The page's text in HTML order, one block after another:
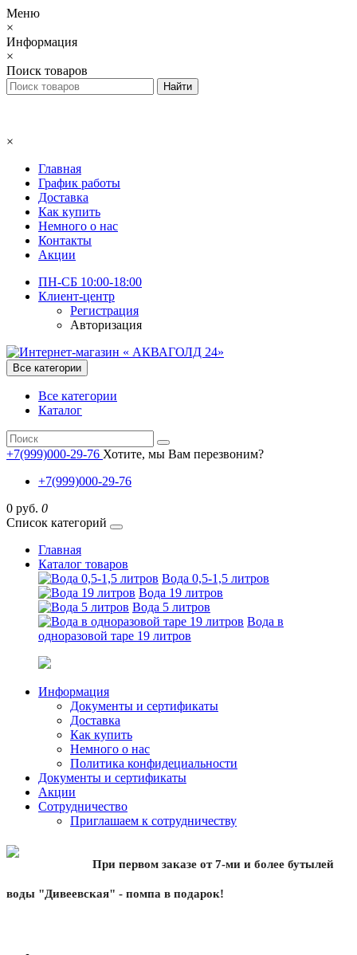
Меню
×
Информация
×
Поиск товаров
×
Главная
График работы
Доставка
Как купить
Немного о нас
Контакты
Акции
ПН-СБ 10:00-18:00
Клиент-центр
Регистрация
Авторизация
Все категории
Все категории
Каталог
+7(999)000-29-76 Хотите, мы Вам перезвоним?
+7(999)000-29-76
0 руб. 0
Список категорий
Главная
Каталог товаров
Вода 0,5-1,5 литров
Вода 19 литров
Вода 5 литров
Вода в
одноразовой таре 19 литров
Информация
Документы и сертификаты
Доставка
Как купить
Немного о нас
Политика конфидециальности
Документы и сертификаты
Акции
Сотрудничество
Приглашаем к сотрудничеству
При первом заказе от 7-ми и более бутылей
воды "Дивеевская" - помпа в подарок!